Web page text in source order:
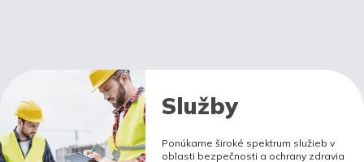
Služby
Ponúkame široké spektrum služieb v
oblasti bezpečnosti a ochrany zdravia